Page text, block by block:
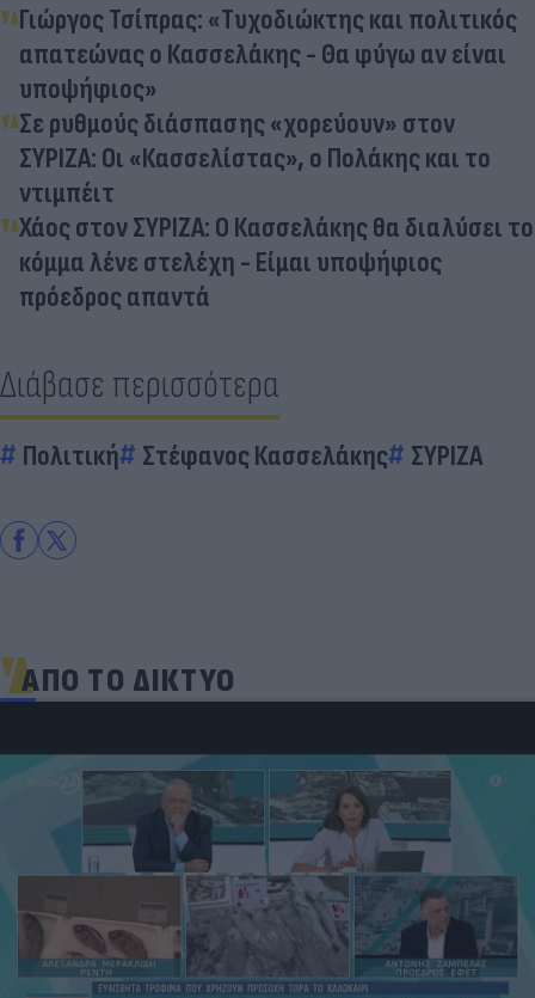
Γιώργος Τσίπρας: «Τυχοδιώκτης και πολιτικός
απατεώνας ο Κασσελάκης - Θα φύγω αν είναι
υποψήφιος»
Σε ρυθμούς διάσπασης «χορεύουν» στον
ΣΥΡΙΖΑ: Οι «Κασσελίστας», ο Πολάκης και το
ντιμπέιτ
Χάος στον ΣΥΡΙΖΑ: Ο Κασσελάκης θα διαλύσει το
κόμμα λένε στελέχη - Είμαι υποψήφιος
πρόεδρος απαντά
Διάβασε περισσότερα
Πολιτική Στέφανος Κασσελάκης ΣΥΡΙΖΑ
ΑΠΟ ΤΟ ΔΙΚΤΥΟ